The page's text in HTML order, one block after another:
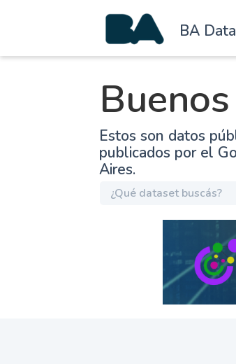
BA Data
Estos son datos
publicados por el
Aires.